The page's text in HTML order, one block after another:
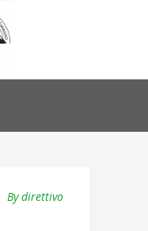
By direttivo